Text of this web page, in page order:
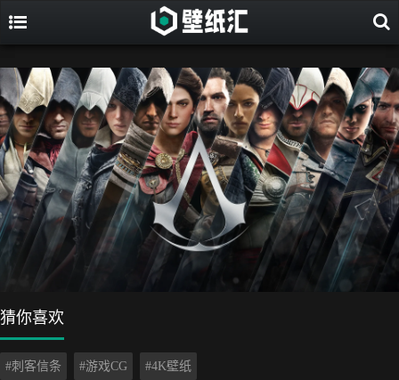
猜你喜欢
#刺客信条 #游戏CG #4K壁纸